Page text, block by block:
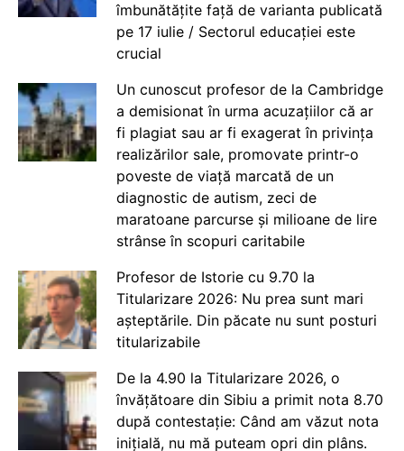
îmbunătățite față de varianta publicată
pe 17 iulie / Sectorul educației este
crucial
Un cunoscut profesor de la Cambridge
a demisionat în urma acuzațiilor că ar
fi plagiat sau ar fi exagerat în privința
realizărilor sale, promovate printr-o
poveste de viață marcată de un
diagnostic de autism, zeci de
maratoane parcurse și milioane de lire
strânse în scopuri caritabile
Profesor de Istorie cu 9.70 la
Titularizare 2026: Nu prea sunt mari
așteptările. Din păcate nu sunt posturi
titularizabile
De la 4.90 la Titularizare 2026, o
învățătoare din Sibiu a primit nota 8.70
după contestație: Când am văzut nota
inițială, nu mă puteam opri din plâns.